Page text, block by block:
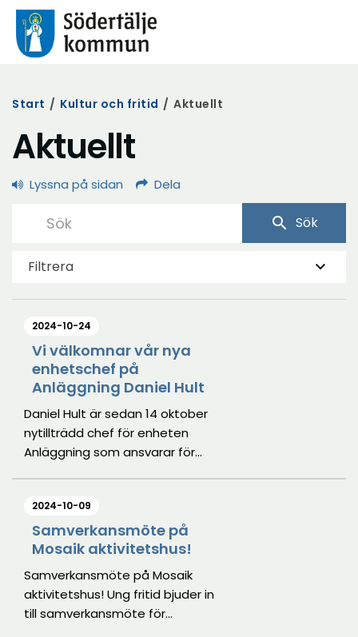
Start / Kultur och fritid / Aktuellt
Aktuellt
Lyssna på sidan Dela
search Sök
Filtrera
2024-10-24
Vi välkomnar vår nya
enhetschef på
Anläggning Daniel Hult
Daniel Hult är sedan 14 oktober
nytillträdd chef för enheten
Anläggning som ansvarar för
2024-10-09
Samverkansmöte på
Mosaik aktivitetshus!
Samverkansmöte på Mosaik
aktivitetshus! Ung fritid bjuder in
till samverkansmöte för